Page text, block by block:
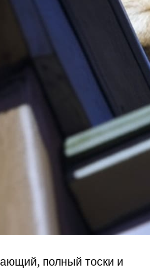
полный тоски и